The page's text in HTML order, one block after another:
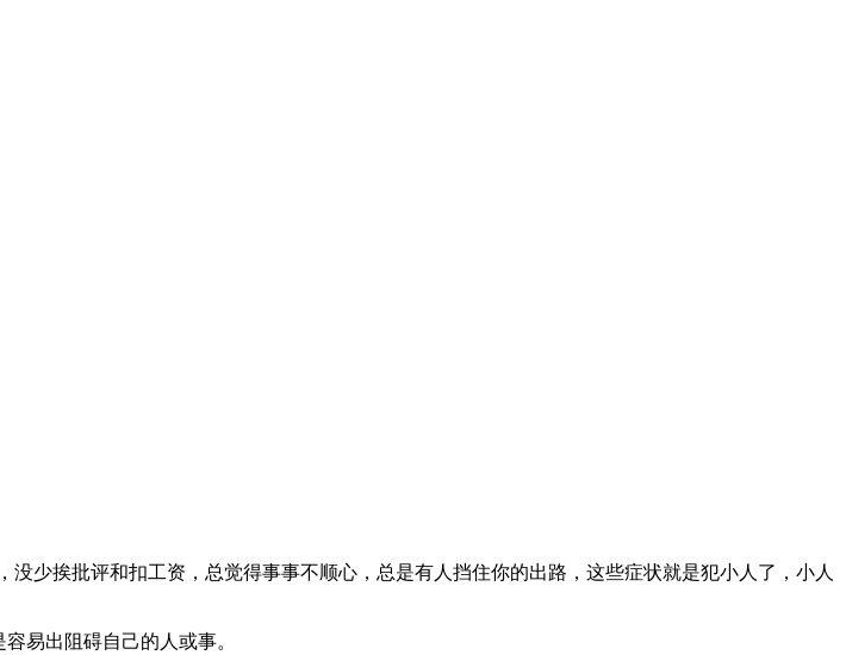
少挨批评和扣工资，总觉得事事不顺心，总是有人挡住你的出路，这些症状就是犯小人了，小人
易出阻碍自己的人或事。